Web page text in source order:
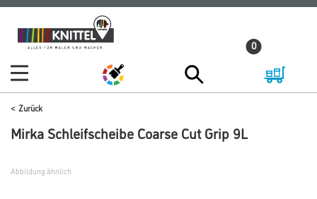
Zum
Inhalt
Zum
Navigationsmenü
0
Zurück
Mirka Schleifscheibe Coarse Cut Grip 9L
Abbildung ähnlich